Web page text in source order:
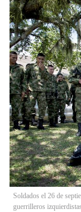
Soldados el 26 de
guerrilleros